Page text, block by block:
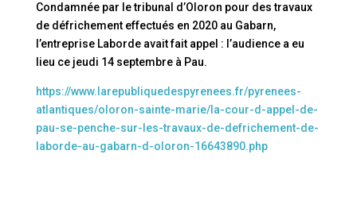
Condamnée par le tribunal d’Oloron pour des travaux
de défrichement effectués en 2020 au Gabarn,
l’entreprise Laborde avait fait appel : l’audience a eu
lieu ce jeudi 14 septembre à Pau.
https://www.larepubliquedespyrenees.fr/pyrenees-
atlantiques/oloron-sainte-marie/la-cour-d-appel-de-
pau-se-penche-sur-les-travaux-de-defrichement-de-
laborde-au-gabarn-d-oloron-16643890.php